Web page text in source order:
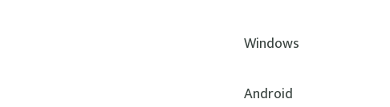
Windows
Android